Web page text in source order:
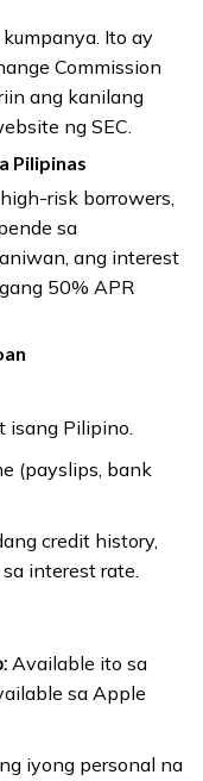
Ito ay
Commission
ang kanilang
ng SEC.
Pilipinas
risk borrowers,
sa
ang interest
50% APR
isang Pilipino.
(payslips, bank
credit history,
interest rate.
Available ito sa
sa Apple
iyong personal na